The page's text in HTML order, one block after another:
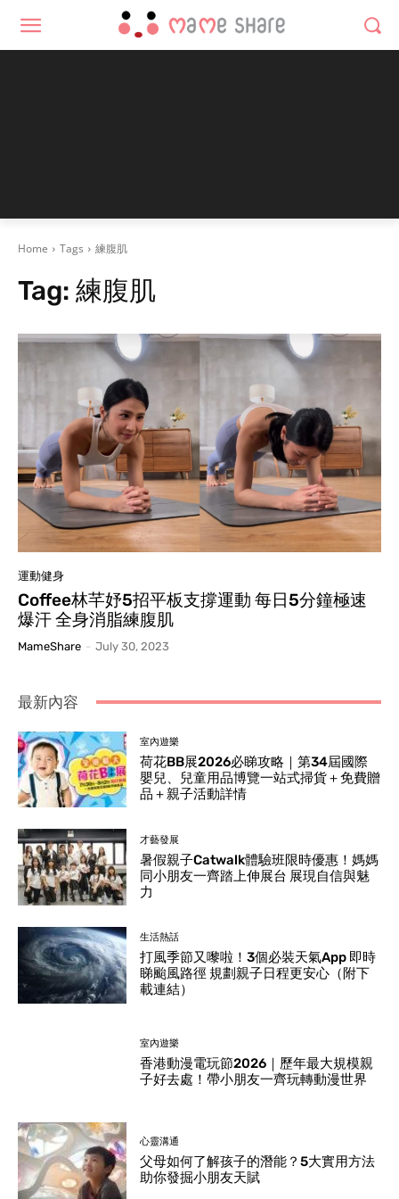
Home Tags 練腹肌
Tag: 練腹肌
運動健身
Coffee林芊妤5招平板支撐運動 每日5分鐘極速
爆汗 全身消脂練腹肌
MameShare - July 30, 2023
最新內容
室內遊樂
荷花BB展2026必睇攻略｜第34屆國際
嬰兒、兒童用品博覽一站式掃貨＋免費贈
品＋親子活動詳情
才藝發展
暑假親子Catwalk體驗班限時優惠！媽媽
同小朋友一齊踏上伸展台 展現自信與魅
力
生活熱話
打風季節又嚟啦！3個必裝天氣App 即時
睇颱風路徑 規劃親子日程更安心（附下
載連結）
室內遊樂
香港動漫電玩節2026｜歷年最大規模親
子好去處！帶小朋友一齊玩轉動漫世界
心靈溝通
父母如何了解孩子的潛能？5大實用方法
助你發掘小朋友天賦